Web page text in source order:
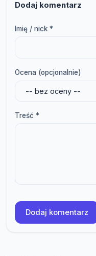
Dodaj komentarz
Imię / nick *
Ocena (opcjonalnie)
Treść *
Dodaj komentarz